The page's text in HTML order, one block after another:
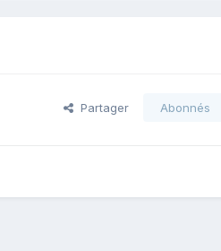
Partager Abonnés